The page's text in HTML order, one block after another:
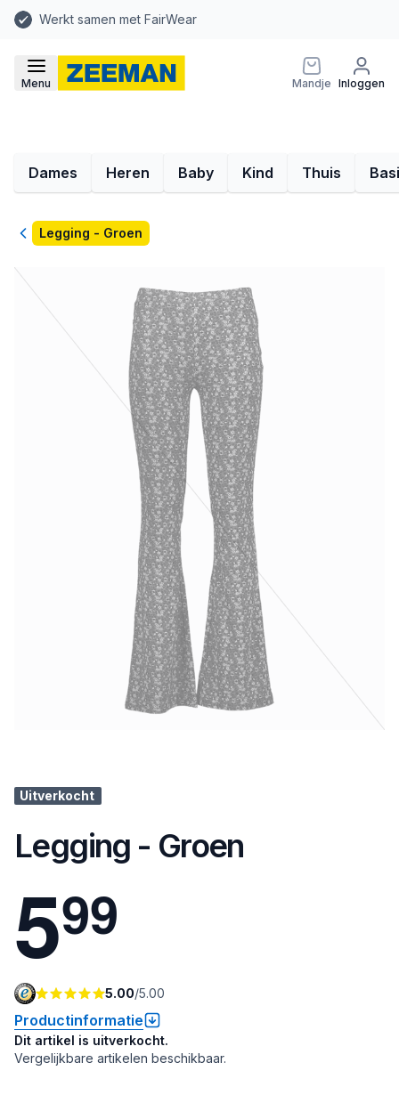
Werkt samen met FairWear
Menu Mandje Inloggen
Dames Heren Baby Kind Thuis
TerugLegging - Groen
Uitverkocht
Legging - Groen
599
5.00/5.00
Productinformatie
Dit artikel is uitverkocht.
Vergelijkbare artikelen beschikbaar.